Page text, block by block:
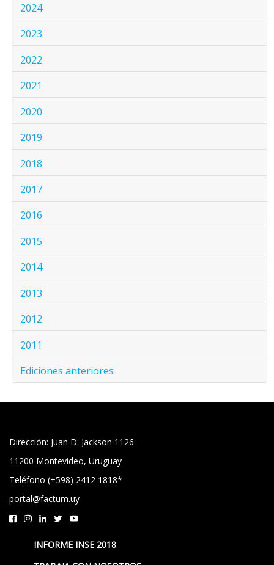
2024
2023
2022
2021
2020
2019
2018
2017
2016
2015
2014
2013
2012
2011
Ediciones anteriores
Dirección: Juan D. Jackson 1126
11200 Montevideo, Uruguay
Teléfono (+598) 2412 1818*
portal@factum.uy
INFORME INSE 2018